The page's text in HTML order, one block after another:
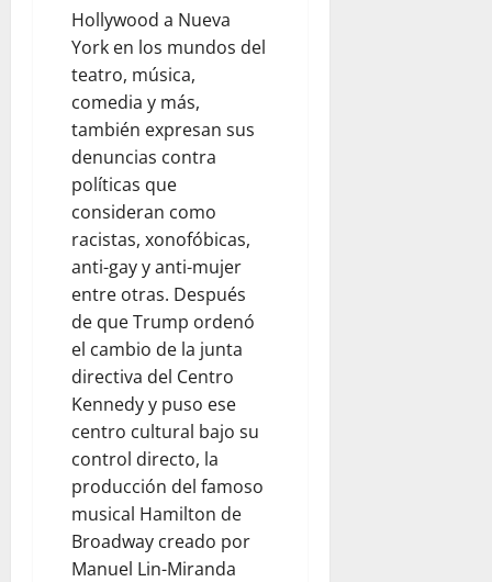
Hollywood a Nueva
York en los mundos del
teatro, música,
comedia y más,
también expresan sus
denuncias contra
políticas que
consideran como
racistas, xonofóbicas,
anti-gay y anti-mujer
entre otras. Después
de que Trump ordenó
el cambio de la junta
directiva del Centro
Kennedy y puso ese
centro cultural bajo su
control directo, la
producción del famoso
musical Hamilton de
Broadway creado por
Manuel Lin-Miranda